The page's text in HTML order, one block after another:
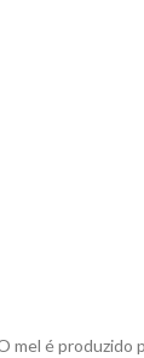
mel é produzido